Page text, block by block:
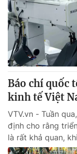
Báo chí quốc
kinh tế Việt
VTV.vn - Tuần
định cho rằng
là rất khả quan,